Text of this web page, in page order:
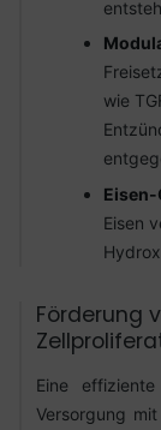
wie
Eisen
Förderung
Eine
Versorgung